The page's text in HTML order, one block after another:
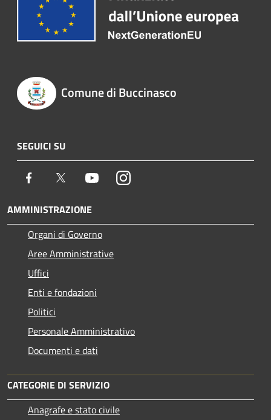
Comune di Buccinasco
SEGUICI SU
Facebook Twitter YoutubeInstagram
AMMINISTRAZIONE
Organi di Governo
Aree Amministrative
Uffici
Enti e fondazioni
Politici
Personale Amministrativo
Documenti e dati
CATEGORIE DI SERVIZIO
Anagrafe e stato civile